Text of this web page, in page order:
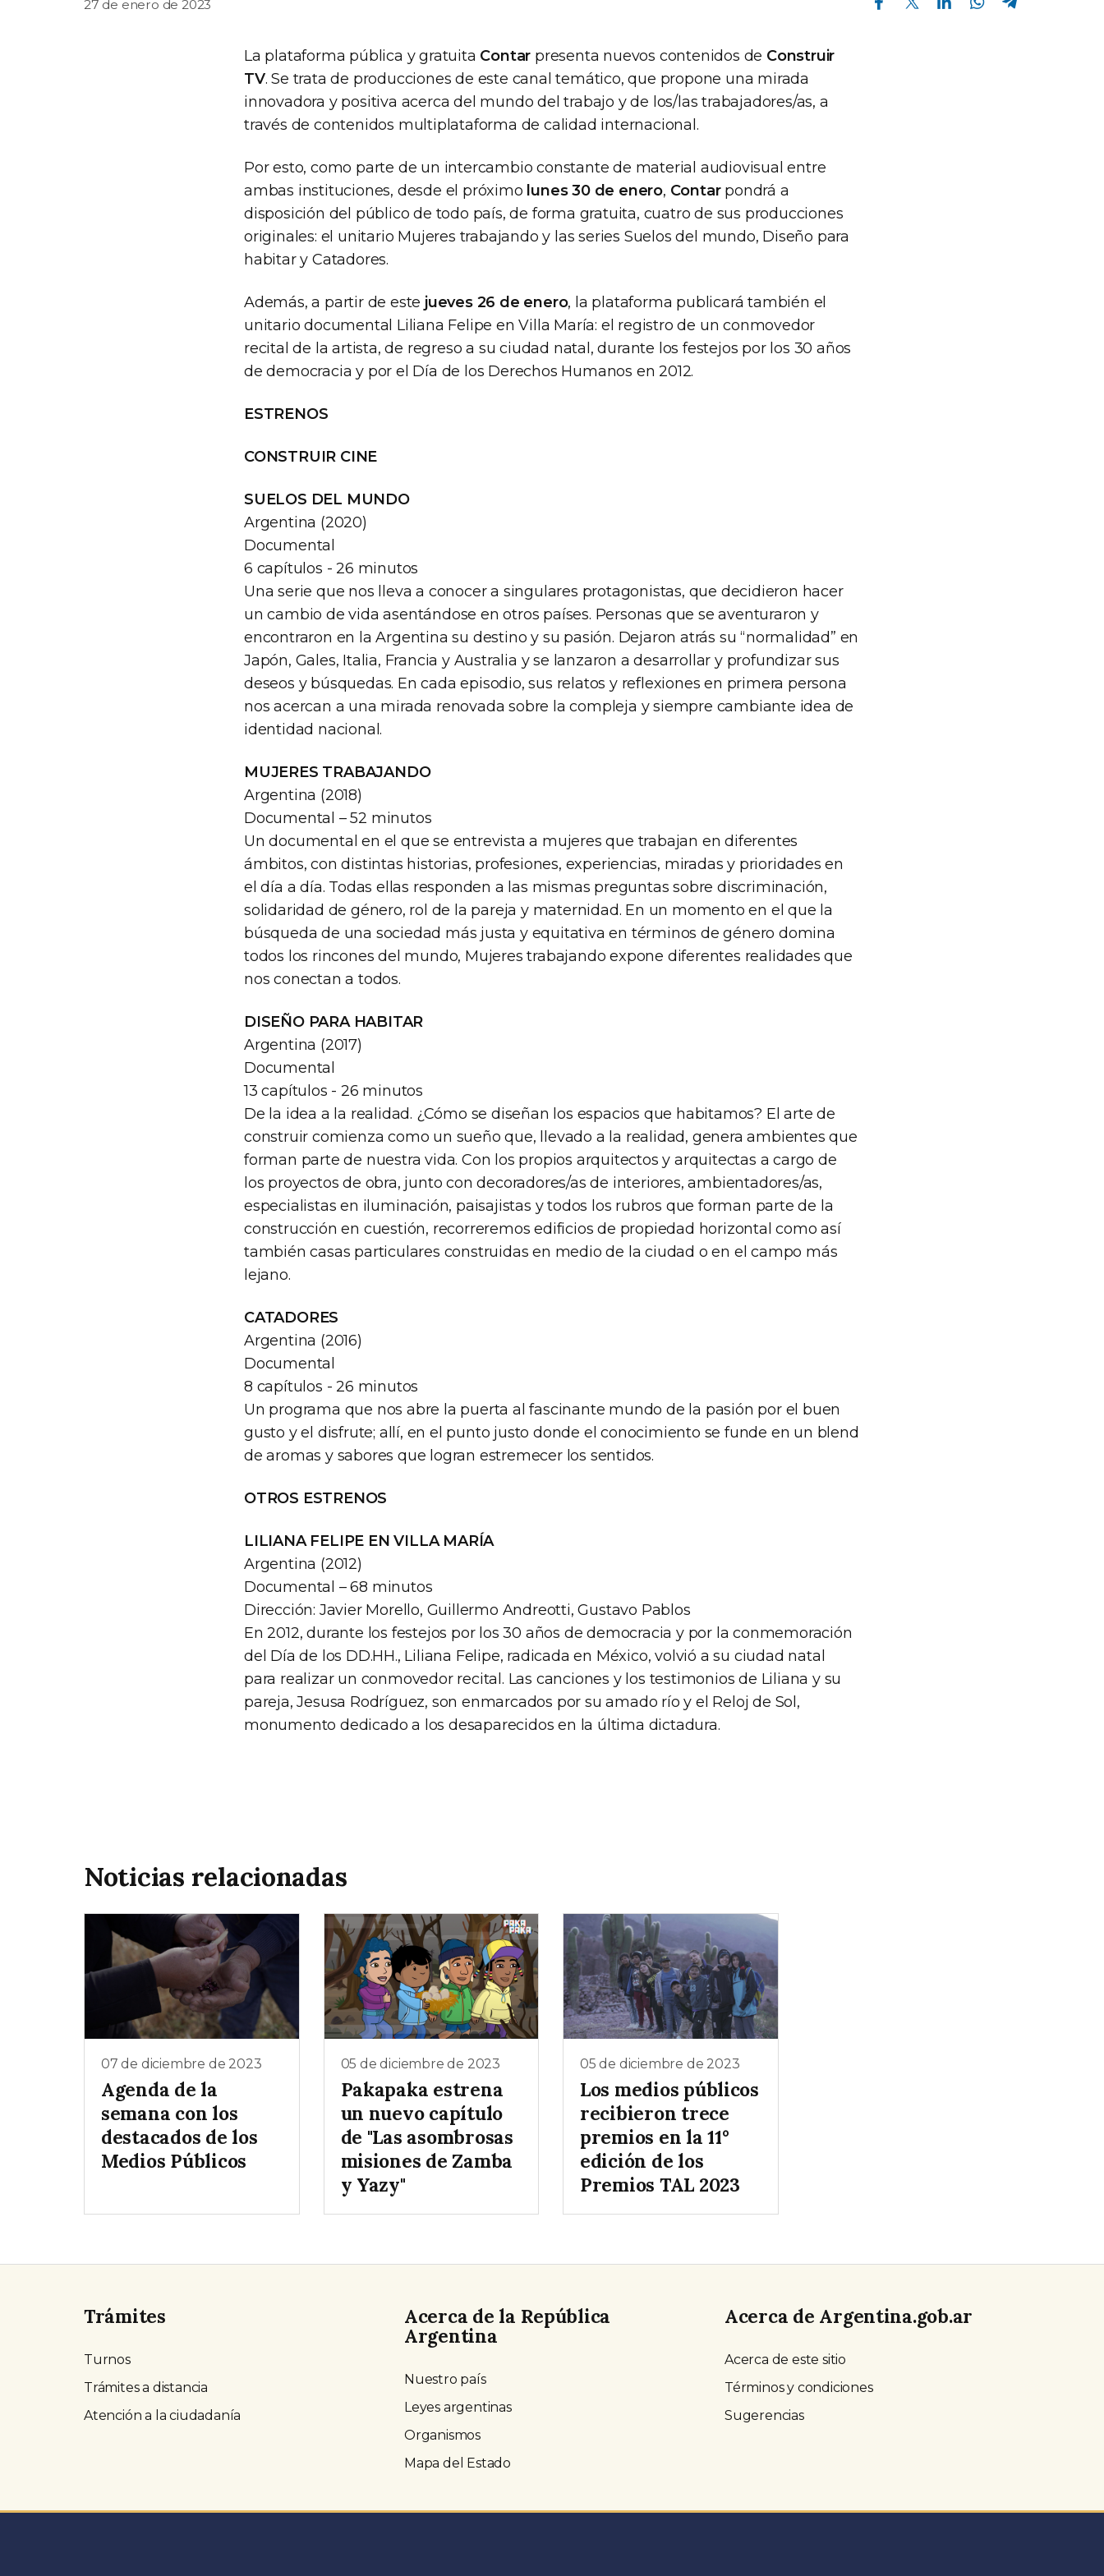
27 de enero de 2023
La plataforma pública y gratuita Contar presenta nuevos contenidos de Construir
TV. Se trata de producciones de este canal temático, que propone una mirada
innovadora y positiva acerca del mundo del trabajo y de los/las trabajadores/as, a
través de contenidos multiplataforma de calidad internacional.
Por esto, como parte de un intercambio constante de material audiovisual entre
ambas instituciones, desde el próximo lunes 30 de enero, Contarpondrá a
disposición del público de todo país, de forma gratuita, cuatro de sus producciones
originales: el unitario Mujeres trabajando y las series Suelos del mundo, Diseño para
habitar y Catadores.
Además, a partir de este jueves 26 de enero, la plataforma publicará también el
unitario documental Liliana Felipe en Villa María: el registro de un conmovedor
recital de la artista, de regreso a su ciudad natal, durante los festejos por los 30 años
de democracia y por el Día de los Derechos Humanos en 2012.
ESTRENOS
CONSTRUIR CINE
SUELOS DEL MUNDO
Argentina (2020)
Documental
6 capítulos - 26 minutos
Una serie que nos lleva a conocer a singulares protagonistas, que decidieron hacer
un cambio de vida asentándose en otros países. Personas que se aventuraron y
encontraron en la Argentina su destino y su pasión. Dejaron atrás su “normalidad” en
Japón, Gales, Italia, Francia y Australia y se lanzaron a desarrollar y profundizar sus
deseos y búsquedas. En cada episodio, sus relatos y reflexiones en primera persona
nos acercan a una mirada renovada sobre la compleja y siempre cambiante idea de
identidad nacional.
MUJERES TRABAJANDO
Argentina (2018)
Documental – 52 minutos
Un documental en el que se entrevista a mujeres que trabajan en diferentes
ámbitos, con distintas historias, profesiones, experiencias, miradas y prioridades en
el día a día. Todas ellas responden a las mismas preguntas sobre discriminación,
solidaridad de género, rol de la pareja y maternidad. En un momento en el que la
búsqueda de una sociedad más justa y equitativa en términos de género domina
todos los rincones del mundo, Mujeres trabajando expone diferentes realidades que
nos conectan a todos.
DISEÑO PARA HABITAR
Argentina (2017)
Documental
13 capítulos - 26 minutos
De la idea a la realidad. ¿Cómo se diseñan los espacios que habitamos? El arte de
construir comienza como un sueño que, llevado a la realidad, genera ambientes que
forman parte de nuestra vida. Con los propios arquitectos y arquitectas a cargo de
los proyectos de obra, junto con decoradores/as de interiores, ambientadores/as,
especialistas en iluminación, paisajistas y todos los rubros que forman parte de la
construcción en cuestión, recorreremos edificios de propiedad horizontal como así
también casas particulares construidas en medio de la ciudad o en el campo más
lejano.
CATADORES
Argentina (2016)
Documental
8 capítulos - 26 minutos
Un programa que nos abre la puerta al fascinante mundo de la pasión por el buen
gusto y el disfrute; allí, en el punto justo donde el conocimiento se funde en un blend
de aromas y sabores que logran estremecer los sentidos.
OTROS ESTRENOS
LILIANA FELIPE EN VILLA MARÍA
Argentina (2012)
Documental – 68 minutos
Dirección: Javier Morello, Guillermo Andreotti, Gustavo Pablos
En 2012, durante los festejos por los 30 años de democracia y por la conmemoración
del Día de los DD.HH., Liliana Felipe, radicada en México, volvió a su ciudad natal
para realizar un conmovedor recital. Las canciones y los testimonios de Liliana y su
pareja, Jesusa Rodríguez, son enmarcados por su amado río y el Reloj de Sol,
monumento dedicado a los desaparecidos en la última dictadura.
Noticias relacionadas
07 de diciembre de 2023
Agenda de la
semana con los
destacados de los
Medios Públicos
05 de diciembre de 2023
Pakapaka estrena
un nuevo capítulo
de "Las asombrosas
misiones de Zamba
y Yazy"
05 de diciembre de 2023
Los medios públicos
recibieron trece
premios en la 11°
edición de los
Premios TAL 2023
Trámites
Turnos
Trámites a distancia
Atención a la ciudadanía
Acerca de la República
Argentina
Nuestro país
Leyes argentinas
Organismos
Mapa del Estado
Acerca de Argentina.gob.ar
Acerca de este sitio
Términos y condiciones
Sugerencias